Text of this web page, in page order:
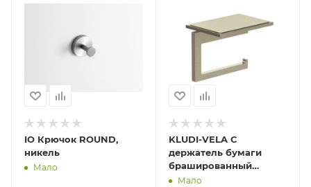
IO Крючок ROUND,
никель
Мало
KLUDI-VELA C
держатель бумаги
брашированный
никель
Мало